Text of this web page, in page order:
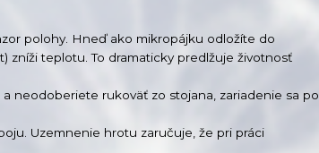
polohy. Hneď ako mikropájku odložíte do
zníži teplotu. To dramaticky predlžuje životnosť
neodoberiete rukoväť zo stojana, zariadenie sa po
Uzemnenie hrotu zaručuje, že pri práci